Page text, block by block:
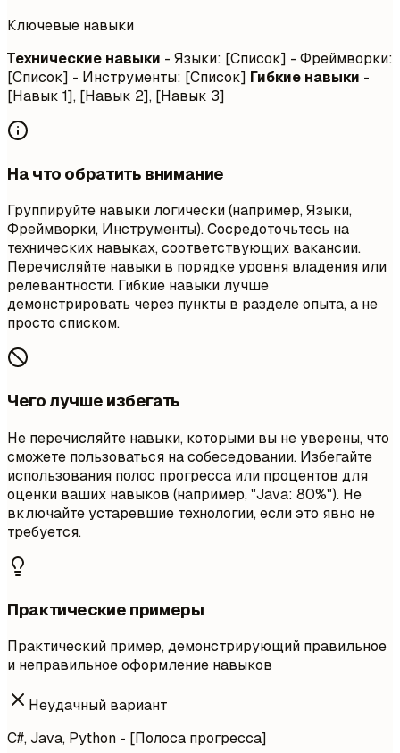
Ключевые навыки
Технические навыки - Языки: [Список] - Фреймворки:
[Список] - Инструменты: [Список] Гибкие навыки -
[Навык 1], [Навык 2], [Навык 3]
На что обратить внимание
Группируйте навыки логически (например, Языки,
Фреймворки, Инструменты). Сосредоточьтесь на
технических навыках, соответствующих вакансии.
Перечисляйте навыки в порядке уровня владения или
релевантности. Гибкие навыки лучше
демонстрировать через пункты в разделе опыта, а не
просто списком.
Чего лучше избегать
Не перечисляйте навыки, которыми вы не уверены, что
сможете пользоваться на собеседовании. Избегайте
использования полос прогресса или процентов для
оценки ваших навыков (например, "Java: 80%"). Не
включайте устаревшие технологии, если это явно не
требуется.
Практические примеры
Практический пример, демонстрирующий правильное
и неправильное оформление навыков
Неудачный вариант
C#, Java, Python - [Полоса прогресса]